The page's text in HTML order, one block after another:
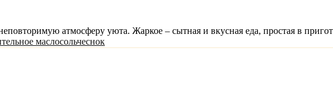
атмосферу уюта. Жаркое – сытная и вкусная еда, простая в
маслосольчеснок